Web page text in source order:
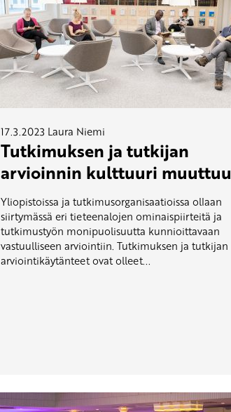
17.3.2023 Laura Niemi
Tutkimuksen ja tutkijan
arvioinnin kulttuuri muuttuu
Yliopistoissa ja tutkimusorganisaatioissa ollaan
siirtymässä eri tieteenalojen ominaispiirteitä ja
tutkimustyön monipuolisuutta kunnioittavaan
vastuulliseen arviointiin. Tutkimuksen ja tutkijan
arviointikäytänteet ovat olleet...